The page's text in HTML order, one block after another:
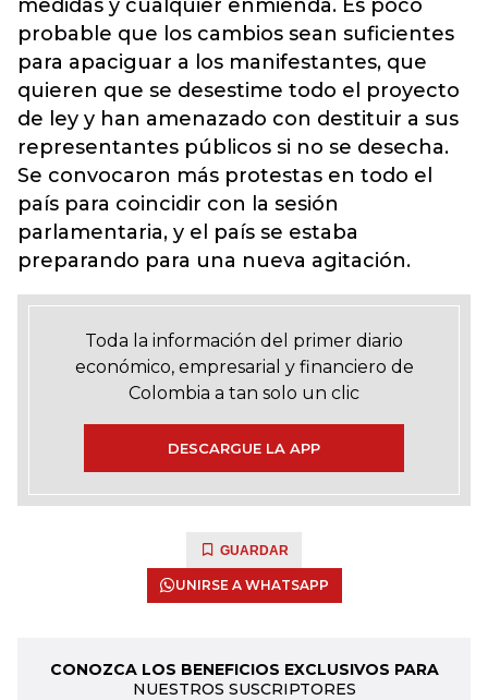
medidas y cualquier enmienda. Es poco
probable que los cambios sean suficientes
para apaciguar a los manifestantes, que
quieren que se desestime todo el proyecto
de ley y han amenazado con destituir a sus
representantes públicos si no se desecha.
Se convocaron más protestas en todo el
país para coincidir con la sesión
parlamentaria, y el país se estaba
preparando para una nueva agitación.
Toda la información del primer diario
económico, empresarial y financiero de
Colombia a tan solo un clic
DESCARGUE LA APP
GUARDAR
UNIRSE A WHATSAPP
CONOZCA LOS BENEFICIOS EXCLUSIVOS PARA
NUESTROS SUSCRIPTORES